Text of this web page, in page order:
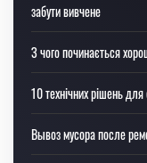
забути вивчене
З чого починається
10 технічних рішень для
Вывоз мусора после